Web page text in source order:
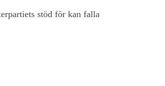
stöd för kan falla